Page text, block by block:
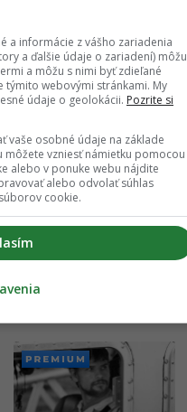
Volali ho Vlk z Moskvy:
Obyčajný kočiš, ktorý
sa zmenil na
muža celého Ruska
PREMI
UM
a informácie z vášho zariadenia
a ďalšie údaje o zariadení) môžu
a môžu s nimi byť zdieľané
týmito webovými stránkami. My
údaje o geolokácii. Pozrite si
vaše osobné údaje na základe
vzniesť námietku pomocou
alebo v ponuke webu nájdite
alebo odvolať súhlas
cookie.